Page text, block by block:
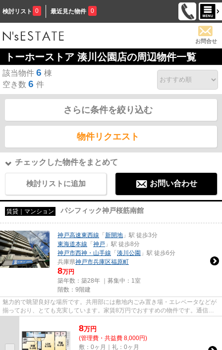
検討リスト 0 最近見た物件 0
お問合せ
トーホーストア 湊川公園店の周辺物件一覧
該当物件 6 棟
空き数 6 件
さらに条件を絞り込む
物件リクエスト
チェックした物件をまとめて
検討リストに追加 お問い合わせ
賃貸｜マンション パシフィック神戸桜筋南館
神戸高速東西線 「 新開地 」駅 徒歩3分
東海道本線 「 神戸 」駅 徒歩8分
神戸市西神・山手線 「 湊川公園 」駅 徒歩6分
兵庫県神戸市兵庫区福原町
8万円
築年数：築28年 ｜募集中： 1室
階数：9階建
魅力的で眺望良好な場所です。共用部には敷地内ごみ置き場・エレベータなどが
揃っており、とても充実しています。家賃8万円でおすすめの物件です。通信速
8万円
(管理費・共益費 8,000円)
敷：0ヶ月｜礼：0ヶ月